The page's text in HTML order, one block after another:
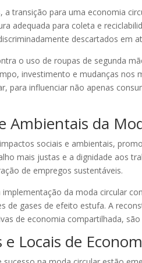
a transição para uma economia
adequada para coleta e
descartados em
o uso de roupas de segunda
investimento e mudanças
para influenciar não apenas
Ambientais da
sociais e ambientais,
mais justas e a dignidade aos
de empregos sustentáveis.
da moda circular
de gases de efeito estufa. A
de economia compartilhada,
e Locais de